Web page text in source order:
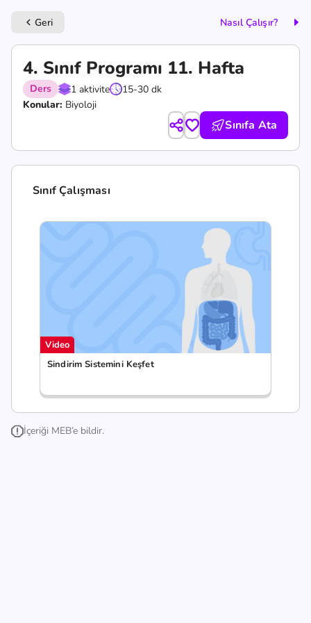
keyboard_arrow_left Geri Nasıl Çalışır?
4. Sınıf Programı 11. Hafta
Ders 1 aktivite
15-30 dk
Konular: Biyoloji
Sınıfa Ata
Sınıf Çalışması
Video
Sindirim Sistemini Keşfet
İçeriği MEB’e bildir.